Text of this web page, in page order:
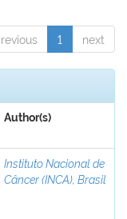
1 next
Author(s)
Instituto Nacional de
Câncer (INCA), Brasil